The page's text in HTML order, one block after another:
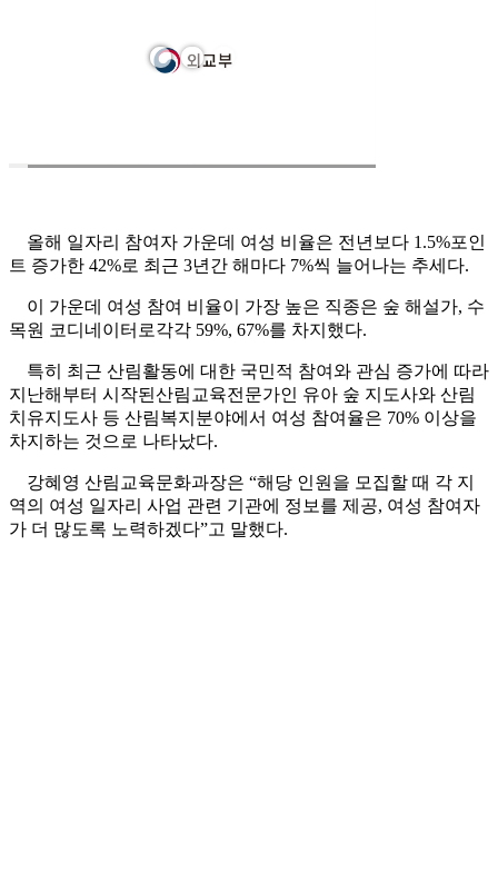
올해 일자리 참여자 가운데 여성 비율은 전년보다 1.5%포인
트 증가한 42%로 최근 3년간 해마다 7%씩 늘어나는 추세다.
이 가운데 여성 참여 비율이 가장 높은 직종은 숲 해설가, 수
목원 코디네이터로각각 59%, 67%를 차지했다.
특히 최근 산림활동에 대한 국민적 참여와 관심 증가에 따라
지난해부터 시작된산림교육전문가인 유아 숲 지도사와 산림
치유지도사 등 산림복지분야에서 여성 참여율은 70% 이상을
차지하는 것으로 나타났다.
강혜영 산림교육문화과장은 “해당 인원을 모집할 때 각 지
역의 여성 일자리 사업 관련 기관에 정보를 제공, 여성 참여자
가 더 많도록 노력하겠다”고 말했다.